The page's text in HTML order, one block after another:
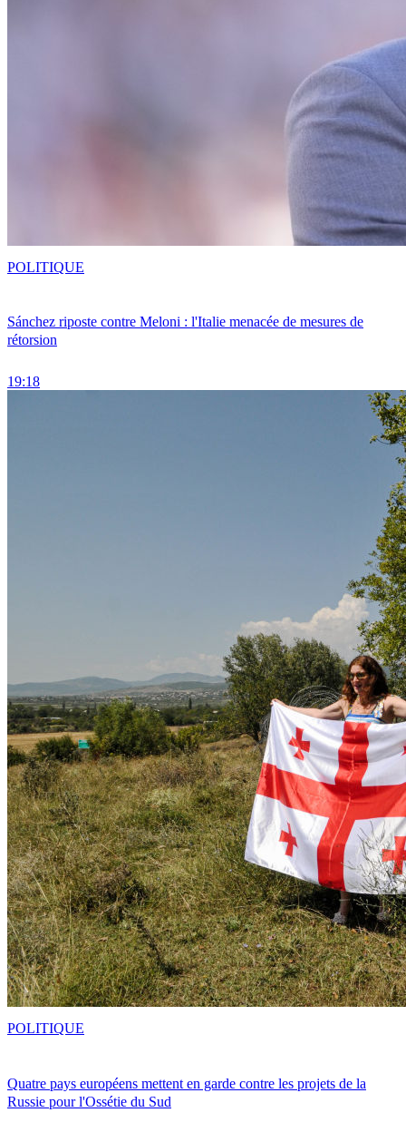
Sánchez riposte contre Meloni : l'Italie menacée de mesures de
rétorsion
19:18
POLITIQUE
Quatre pays européens mettent en garde contre les projets de la
Russie pour l'Ossétie du Sud
POLITIQUE